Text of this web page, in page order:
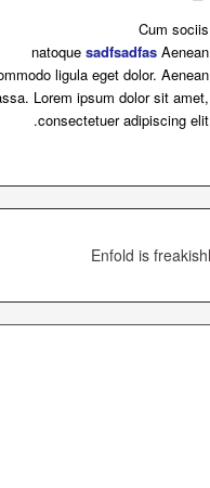
Cum sociis
natoquesadfsadfasAenean
ligula eget dolor. Aenean
Lorem ipsum dolor sit amet,
consectetuer adipiscing elit.
Enfold is